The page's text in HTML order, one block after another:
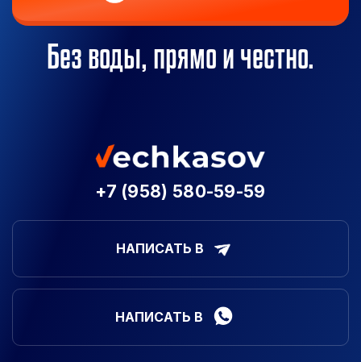
Без воды, прямо и честно.
+7 (958) 580-59-59
НАПИСАТЬ В
НАПИСАТЬ В